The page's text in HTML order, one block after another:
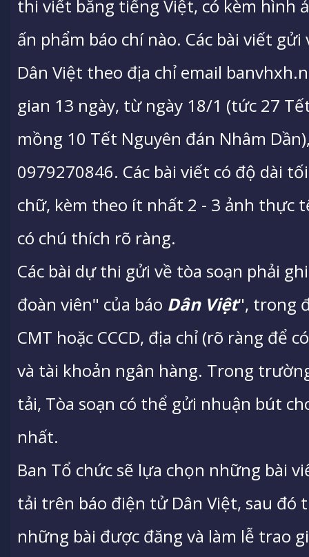
thi viết bằng tiếng Việt, có kèm hình
ấn phẩm báo chí nào. Các bài viết
Dân Việt theo địa chỉ email
gian 13 ngày, từ ngày 18/1 (tức 27
mồng 10 Tết Nguyên đán Nhâm
0979270846. Các bài viết có độ dài
chữ, kèm theo ít nhất 2 - 3 ảnh thực
có chú thích rõ ràng.
Các bài dự thi gửi về tòa soạn phải
đoàn viên" của báo Dân Việt", trong
CMT hoặc CCCD, địa chỉ (rõ ràng để
và tài khoản ngân hàng. Trong
tải, Tòa soạn có thể gửi nhuận bút
nhất.
Ban Tổ chức sẽ lựa chọn những bài
tải trên báo điện tử Dân Việt, sau đó
những bài được đăng và làm lễ trao